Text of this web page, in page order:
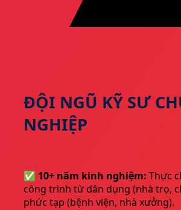
ĐỘI NGŨ KỸ SƯ
NGHIỆP
✅ 10+ năm kinh nghiệm: Thực
công trình từ dân dụng (nhà trọ,
phức tạp (bệnh viện, nhà xưởng).